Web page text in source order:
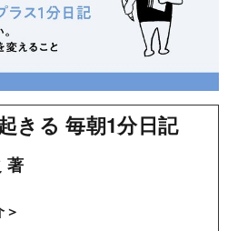
きる 毎朝1分日記
著